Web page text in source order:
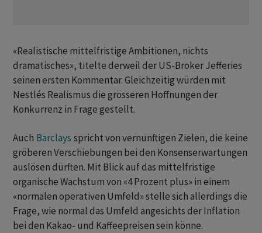
«Realistische mittelfristige Ambitionen, nichts
dramatisches», titelte derweil der US-Broker Jefferies
seinen ersten Kommentar. Gleichzeitig würden mit
Nestlés Realismus die grösseren Hoffnungen der
Konkurrenz in Frage gestellt.
Auch Barclays spricht von vernünftigen Zielen, die keine
gröberen Verschiebungen bei den Konsenserwartungen
auslösen dürften. Mit Blick auf das mittelfristige
organische Wachstum von «4 Prozent plus» in einem
«normalen operativen Umfeld» stelle sich allerdings die
Frage, wie normal das Umfeld angesichts der Inflation
bei den Kakao- und Kaffeepreisen sein könne.